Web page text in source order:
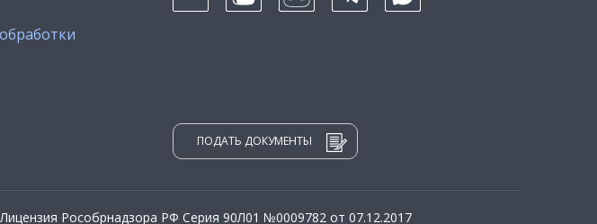
ПОДАТЬ ДОКУМЕНТЫ
Лицензия Рособрнадзора РФ Серия 90Л01 №0009782 от 07.12.2017